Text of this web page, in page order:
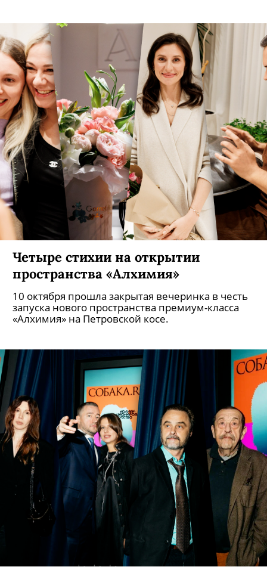
Четыре стихии на открытии
пространства «Алхимия»
10 октября прошла закрытая вечеринка в честь
запуска нового пространства премиум-класса
«Алхимия» на Петровской косе.